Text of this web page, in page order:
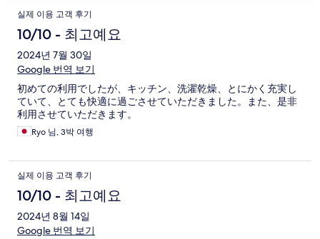
실제 이용 고객 후기
10/10 - 최고예요
2024년 7월 30일
Google 번역 보기
初めての利用でしたが、キッチン、洗濯乾燥、とにかく充実し
ていて、とても快適に過ごさせていただきました。また、是非
利用させていただきます。
Ryo 님, 3박 여행
실제 이용 고객 후기
10/10 - 최고예요
2024년 8월 14일
Google 번역 보기